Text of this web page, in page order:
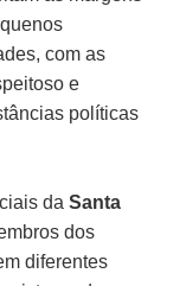
com as
e
políticas
da Santa
dos
diferentes